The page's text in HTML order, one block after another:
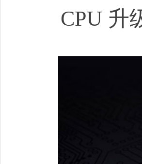
CPU 升